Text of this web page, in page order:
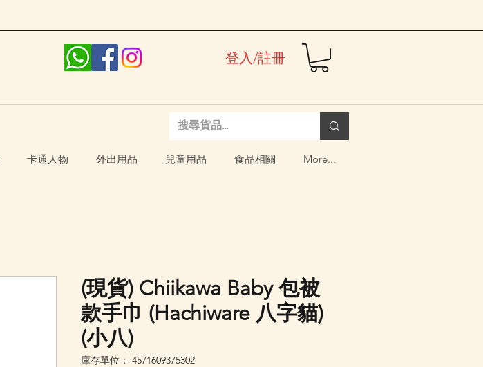
登入/註冊
卡通人物 外出用品 兒童用品 食品相關 More...
(現貨) Chiikawa Baby 包被
款手巾 (Hachiware 八字貓)
(小八)
庫存單位： 4571609375302